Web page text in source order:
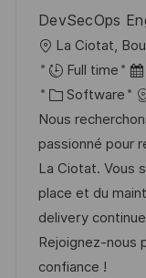
i
c
h
u
n
g
e
r
ö
f
e
n
t
l
i
e
DevSecOps
O
r
t
La Ciotat,
Full time
D
a
t
u
m
d
e
r
K
a
t
e
g
o
r
i
Software
Nous
passionné pour
La Ciotat. Vous
place et du
delivery
Rejoignez-nous
confiance !